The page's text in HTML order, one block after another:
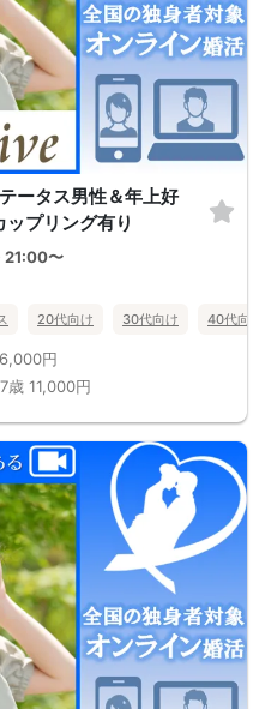
ータス男性＆年上好
プリング有り
21:00〜
20代向け 30代向け 40代向け
6,000円
歳 11,000円